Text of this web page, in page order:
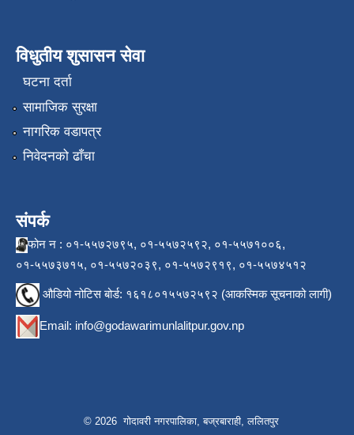
विधुतीय शुसासन सेवा
घटना दर्ता
सामाजिक सुरक्षा
नागरिक वडापत्र
निवेदनको ढाँचा
संपर्क
फोन न : ०१-५५७२७९५, ०१-५५७२५९२, ०१-५५७१००६,
०१-५५७३७१५, ०१-५५७२०३९, ०१-५५७२९१९, ०१-५५७४५१२
औडियो नोटिस बोर्ड: १६१८०१५५७२५९२ (आकस्मिक सूचनाको लागी)
Email: info@godawarimunlalitpur.gov.np
© 2026 गोदावरी नगरपालिका, बज्रबाराही, ललितपुर